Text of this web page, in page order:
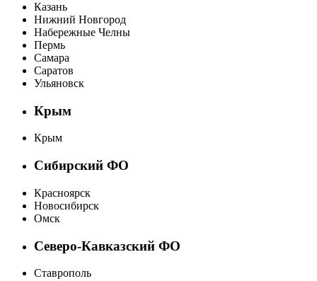
Казань
Нижний Новгород
Набережные Челны
Пермь
Самара
Саратов
Ульяновск
Крым
Крым
Сибирский ФО
Красноярск
Новосибирск
Омск
Северо-Кавказский ФО
Ставрополь